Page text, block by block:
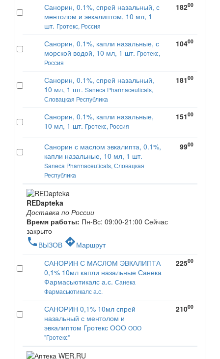
Санорин, 0.1%, спрей назальный, с
ментолом и эвкалиптом, 10 мл, 1
шт. Гротекс, Россия
18200
Санорин, 0.1%, капли назальные, с
морской водой, 10 мл, 1 шт. Гротекс,
Россия
10400
Санорин, 0.1%, спрей назальный,
10 мл, 1 шт. Saneca Pharmaceuticals,
Словацкая Республика
18100
Санорин, 0.1%, капли назальные,
10 мл, 1 шт. Гротекс, Россия
15100
Санорин с маслом эвкалипта, 0.1%,
капли назальные, 10 мл, 1 шт.
Saneca Pharmaceuticals, Словацкая
Республика
9900
REDapteka
Доставка по России
Время работы: Пн-Вс: 09:00-21:00 Сейчас
закрыто
phone ВЫЗОВ directionsМаршрут
САНОРИН С МАСЛОМ ЭВКАЛИПТА
0,1% 10мл капли назальные Санека
Фармасьютикалс а.с. Санека
Фармасьютикалс а.с.
22500
САНОРИН 0,1% 10мл спрей
назальный с ментолом и
эвкалиптом Гротекс ООО ООО
"Гротекс"
21000